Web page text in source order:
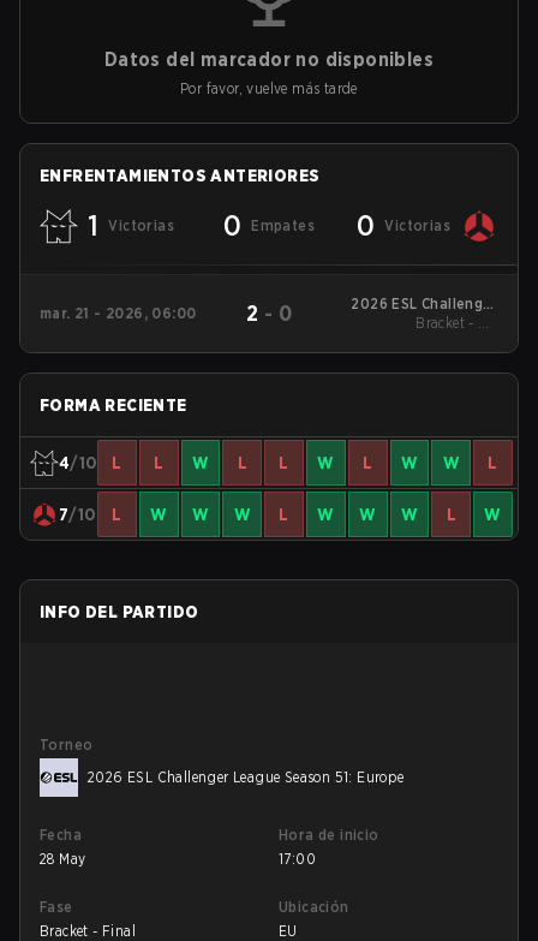
Datos del marcador no disponibles
Por favor, vuelve más tarde
ENFRENTAMIENTOS ANTERIORES
1 Victorias 0 Empates 0 Victorias
mar. 21 - 2026, 06:00 2 - 0
2026 ESL Challenger
League Season 51:
Bracket - UB
FORMA RECIENTE
4/10 L L W L L W L W W L
7/10 L W W W L W W W L W
INFO DEL PARTIDO
Torneo
2026 ESL Challenger League Season 51: Europe
Fecha
28 May
Hora de inicio
17:00
Fase
Bracket - Final
Ubicación
EU